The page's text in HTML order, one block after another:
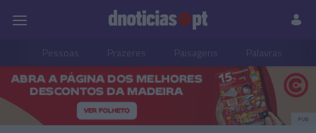
Pessoas Prazeres Paisagens Palavras
PUB